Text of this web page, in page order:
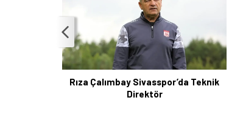
İzmir
MGK’da Güvenlik
Rıza Çalımbay: Sivasspor için hedef
ligde kalmak